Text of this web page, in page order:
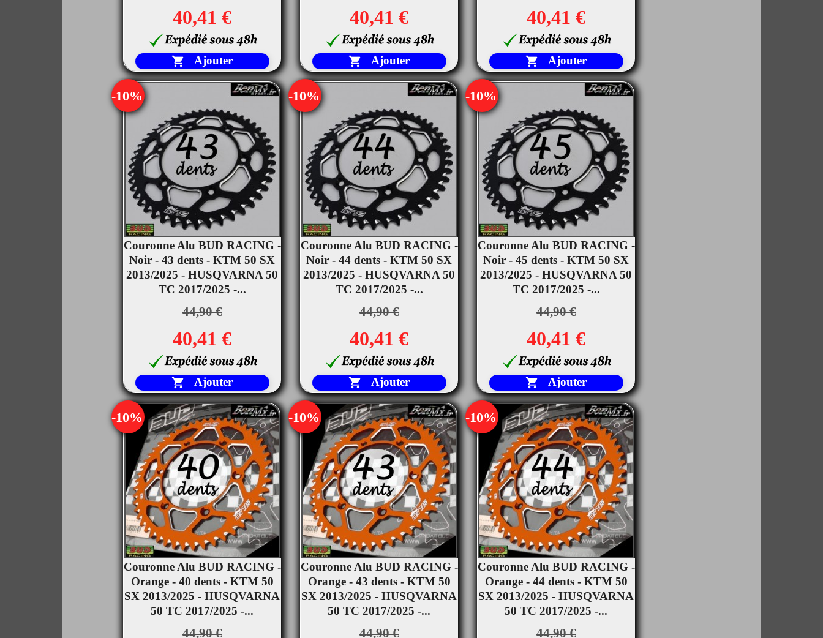
40,41 €
 Ajouter
40,41 €
 Ajouter
40,41 €
 Ajouter
Couronne Alu BUD RACING -
Noir - 43 dents - KTM 50 SX
2013/2025 - HUSQVARNA 50
TC 2017/2025 -...
44,90 €
-10%
40,41 €
 Ajouter
Aperçu rapide
Couronne Alu BUD RACING -
Noir - 44 dents - KTM 50 SX
2013/2025 - HUSQVARNA 50
TC 2017/2025 -...
44,90 €
-10%
40,41 €
 Ajouter
Aperçu rapide
Couronne Alu BUD RACING -
Noir - 45 dents - KTM 50 SX
2013/2025 - HUSQVARNA 50
TC 2017/2025 -...
44,90 €
-10%
40,41 €
 Ajouter
Aperçu rapide
Couronne Alu BUD RACING -
Orange - 40 dents - KTM 50
SX 2013/2025 - HUSQVARNA
50 TC 2017/2025 -...
44,90 €
-10%
 Aperçu rapide
Couronne Alu BUD RACING -
Orange - 43 dents - KTM 50
SX 2013/2025 - HUSQVARNA
50 TC 2017/2025 -...
44,90 €
-10%
 Aperçu rapide
Couronne Alu BUD RACING -
Orange - 44 dents - KTM 50
SX 2013/2025 - HUSQVARNA
50 TC 2017/2025 -...
44,90 €
-10%
 Aperçu rapide